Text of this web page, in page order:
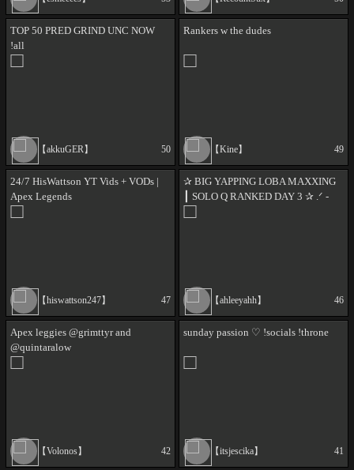
TOP 50 PRED GRIND UNC NOW
!all
【akkuGER】 50
Rankers w the dudes
【Kine】 49
24/7 HisWattson YT Vids + VODs |
Apex Legends
【hiswattson247】 47
✰ BIG YAPPING LOBA MAXXING
┃ SOLO Q RANKED DAY 3 ✰ .ᐟ -
【ahleeyahh】 46
Apex leggies @grimttyr and
@quintaralow
【Volonos】 42
sunday passion ♡ !socials !throne
【itsjescika】 41